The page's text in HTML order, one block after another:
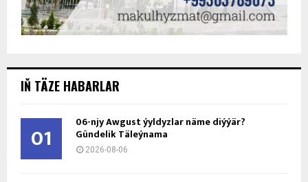
IŇ TÄZE HABARLAR
01 06-njy Awgust ýyldyzlar näme diýýär?
Gündelik Täleýnama
2026-08-06